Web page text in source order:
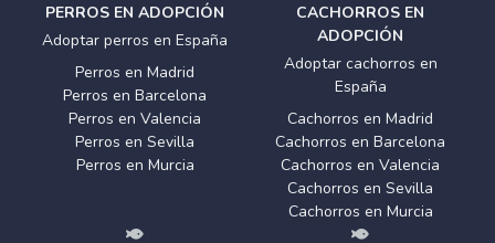
PERROS EN ADOPCIÓN
Adoptar perros en España
Perros en Madrid
Perros en Barcelona
Perros en Valencia
Perros en Sevilla
Perros en Murcia
CACHORROS EN
ADOPCIÓN
Adoptar cachorros en
España
Cachorros en Madrid
Cachorros en Barcelona
Cachorros en Valencia
Cachorros en Sevilla
Cachorros en Murcia